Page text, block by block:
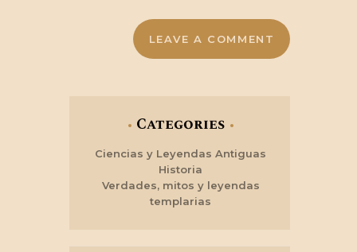
Categories
Ciencias y Leyendas Antiguas
Historia
Verdades, mitos y leyendas
templarias